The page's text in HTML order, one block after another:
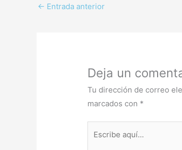
← Entrada anterior
Deja un
Tu dirección de correo
marcados con *